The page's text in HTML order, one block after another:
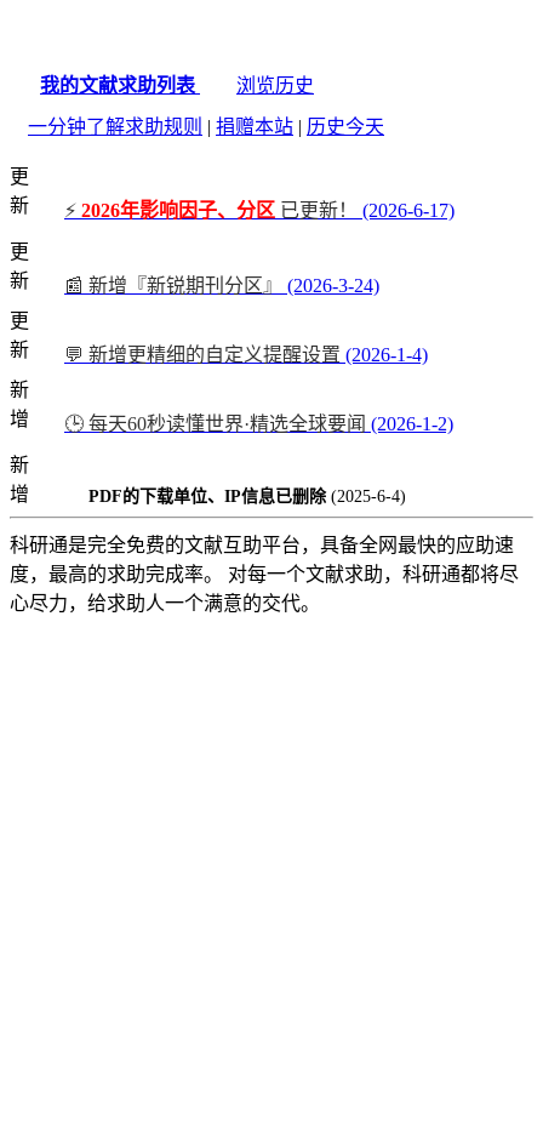
我的文献求助列表
浏览历史
一分钟了解求助规则 | 捐赠本站 | 历史今天
更
新
⚡ 2026年影响因子、分区 已更新！
(2026-6-17)
更
新
📰 新增『新锐期刊分区』
(2026-3-24)
更
新
💬 新增更精细的自定义提醒设置 (2026-1-4)
新
增
🕒 每天60秒读懂世界·精选全球要闻 (2026-1-2)
新
增
PDF的下载单位、IP信息已删除 (2025-6-4)
科研通是完全免费的文献互助平台，具备全网最快的应助速
度，最高的求助完成率。 对每一个文献求助，科研通都将尽
心尽力，给求助人一个满意的交代。